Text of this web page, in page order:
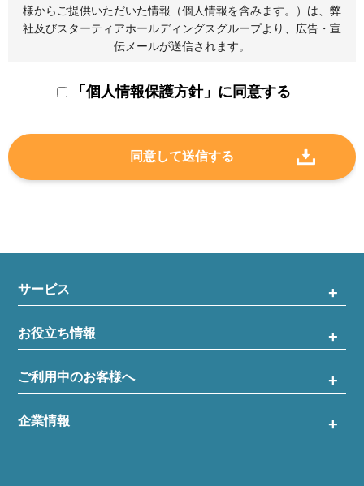
様からご提供いただいた情報（個人情報を含みます。）は、弊
社及びスターティアホールディングスグループより、広告・宣
伝メールが送信されます。
「個人情報保護方針」に同意する
サービス
お役立ち情報
ご利用中のお客様へ
企業情報